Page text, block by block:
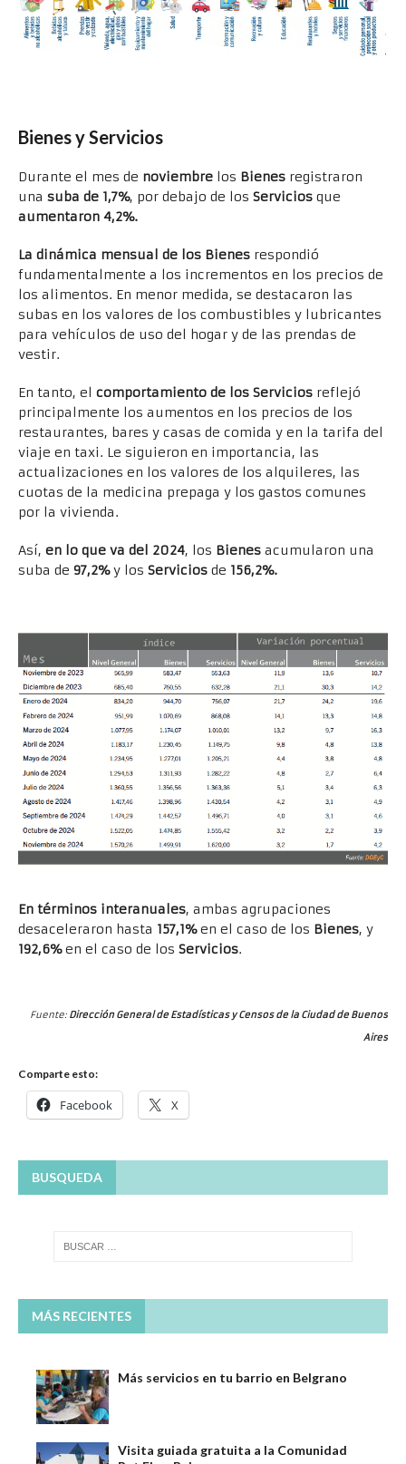
Bienes y Servicios
Durante el mes de noviembre los Bienes registraron
una suba de 1,7%, por debajo de los Servicios que
aumentaron 4,2%.
La dinámica mensual de los Bienes respondió
fundamentalmente a los incrementos en los precios de
los alimentos. En menor medida, se destacaron las
subas en los valores de los combustibles y lubricantes
para vehículos de uso del hogar y de las prendas de
vestir.
En tanto, el comportamiento de los Servicios reflejó
principalmente los aumentos en los precios de los
restaurantes, bares y casas de comida y en la tarifa del
viaje en taxi. Le siguieron en importancia, las
actualizaciones en los valores de los alquileres, las
cuotas de la medicina prepaga y los gastos comunes
por la vivienda.
Así, en lo que va del 2024, los Bienes acumularon una
suba de 97,2%y los Servicios de 156,2%.
En términos interanuales, ambas agrupaciones
desaceleraron hasta 157,1%en el caso de los Bienes, y
192,6%en el caso de los Servicios.
Fuente: Dirección General deEstadísticas y Censos de la Ciudad de Buenos
Aires
Comparte esto:
Facebook X
BUSQUEDA
MÁS RECIENTES
Más servicios en tu barrio en Belgrano
Visita guiada gratuita a la Comunidad